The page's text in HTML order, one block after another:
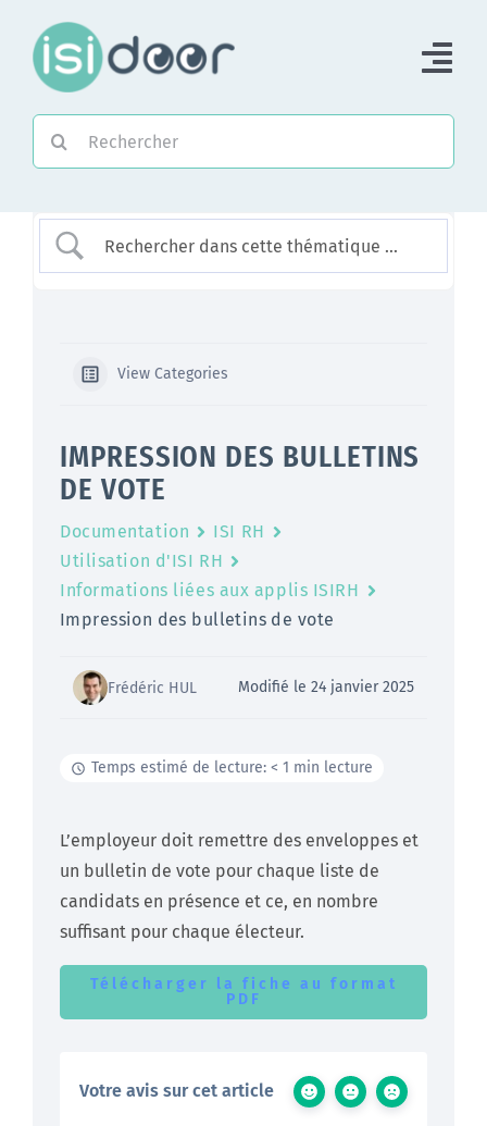
contenu
Piloter un réseau
View Categories
IMPRESSION DES BULLETINS
DE VOTE
Documentation
ISI RH
Utilisation d'ISI RH
Informations liées aux applis ISIRH
Impression des bulletins de vote
Frédéric HUL Modifié le 24 janvier 2025
Temps estimé de lecture: < 1 min lecture
L’employeur doit remettre des enveloppes et
un bulletin de vote pour chaque liste de
candidats en présence et ce, en nombre
suffisant pour chaque électeur.
Télécharger la fiche au format
PDF
Votre avis sur cet article